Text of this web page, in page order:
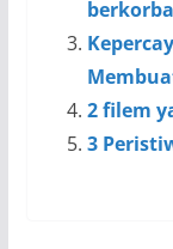
2 filem
3